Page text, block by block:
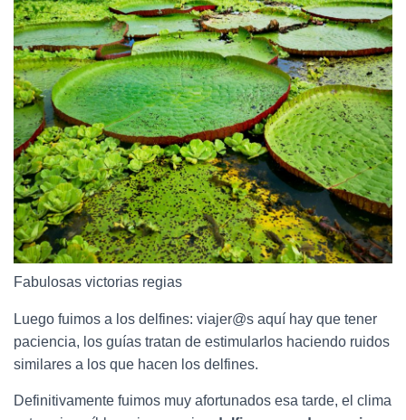
Fabulosas victorias regias
Luego fuimos a los delfines: viajer@s aquí hay que tener
paciencia, los guías tratan de estimularlos haciendo ruidos
similares a los que hacen los delfines.
Definitivamente fuimos muy afortunados esa tarde, el clima